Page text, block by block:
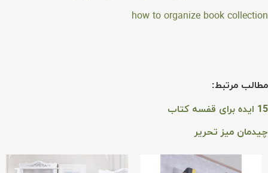
how to organize book collection
مطالب مرتبط:
15 ایده برای قفسه کتاب
چیدمان میز تحریر